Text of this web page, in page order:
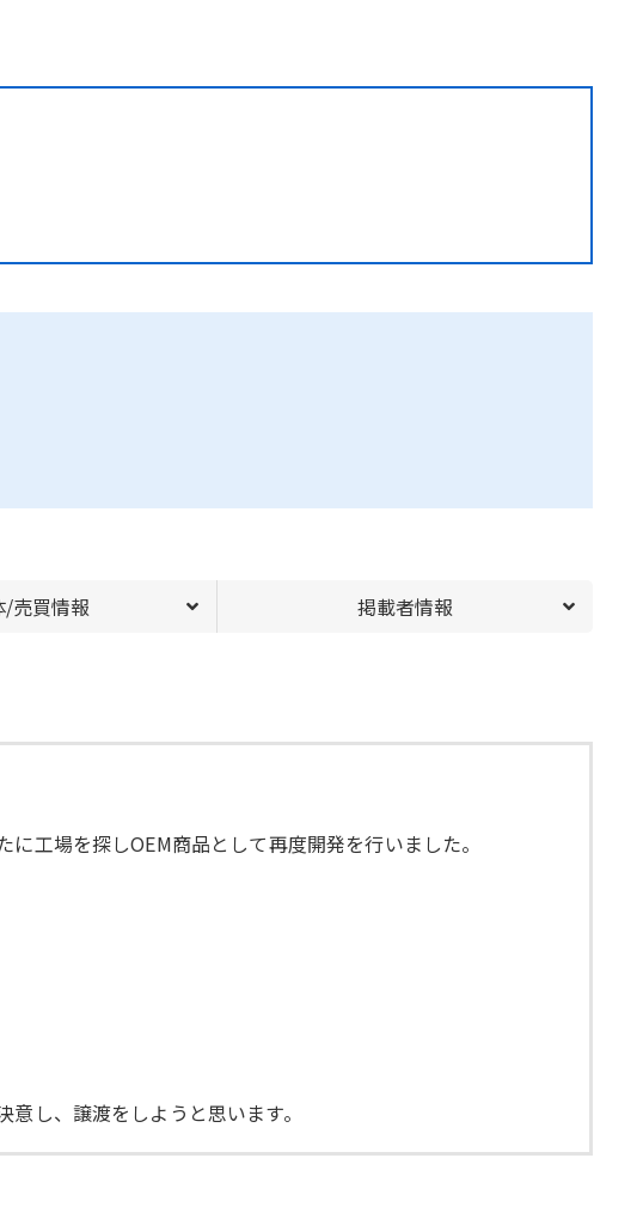
/売買情報 掲載者情報
工場を探しOEM商品として再度開発を行いました。
し、譲渡をしようと思います。